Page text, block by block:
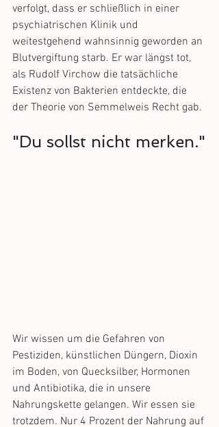
verfolgt, dass er schließlich in einer
psychiatrischen Klinik und
weitestgehend wahnsinnig geworden an
Blutvergiftung starb. Er war längst tot,
als Rudolf Virchow die tatsächliche
Existenz von Bakterien entdeckte, die
der Theorie von Semmelweis Recht gab.
"Du sollst nicht merken."
Wir wissen um die Gefahren von
Pestiziden, künstlichen Düngern, Dioxin
im Boden, von Quecksilber, Hormonen
und Antibiotika, die in unsere
Nahrungskette gelangen. Wir essen sie
trotzdem. Nur 4 Prozent der Nahrung auf